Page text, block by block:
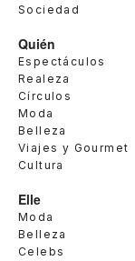
Sociedad
Quién
Espectáculos
Realeza
Círculos
Moda
Belleza
Viajes y Gourmet
Cultura
Elle
Moda
Belleza
Celebs